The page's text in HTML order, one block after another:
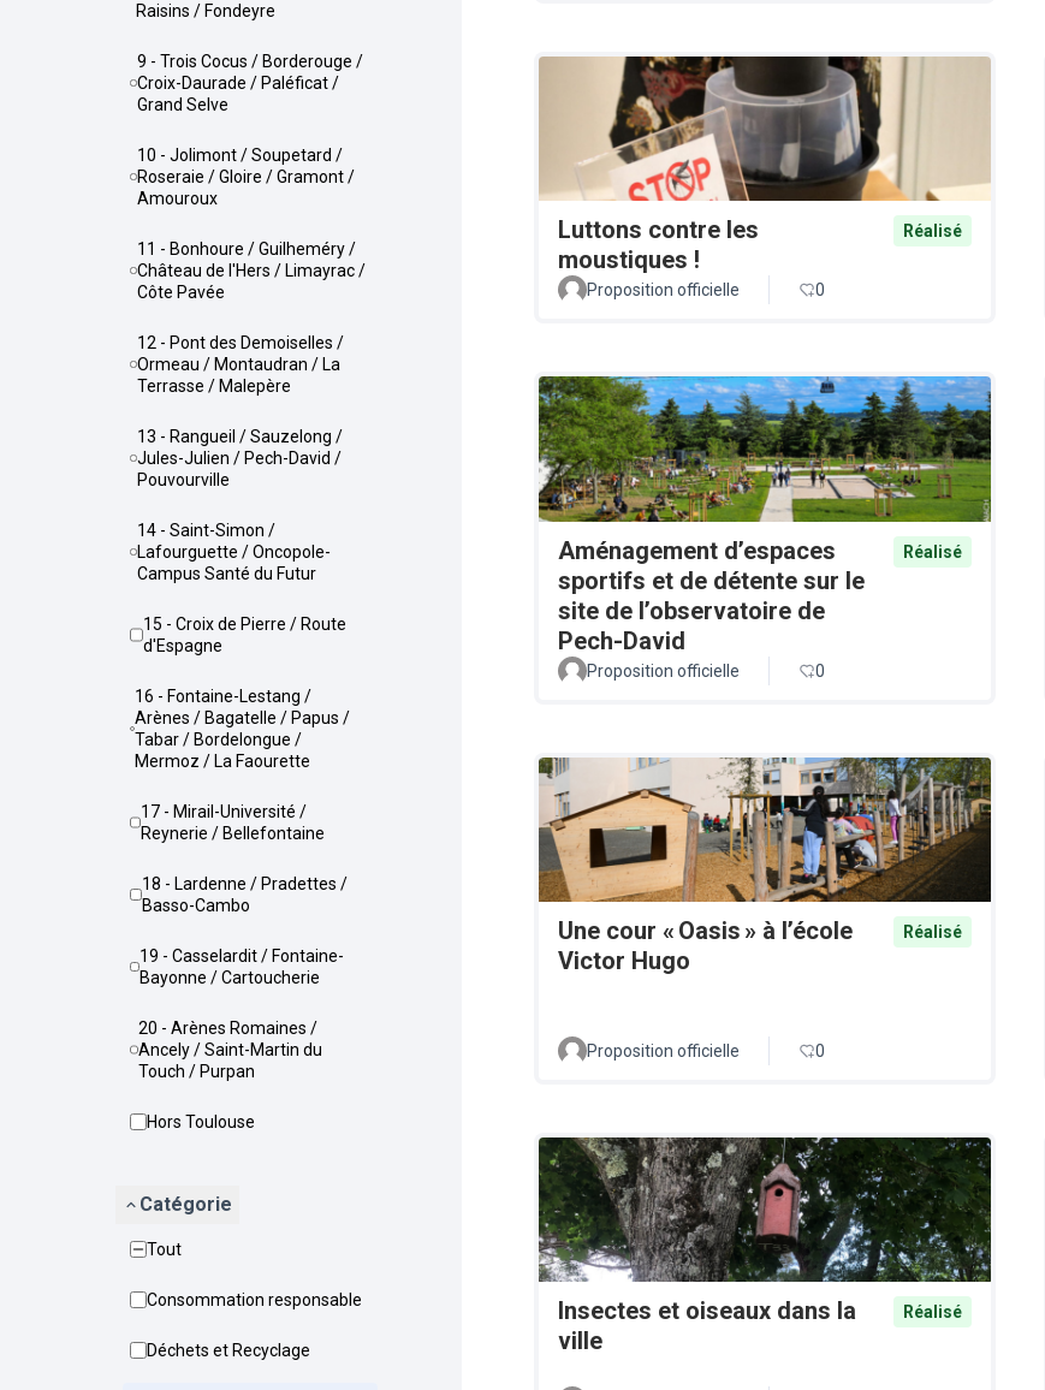
Raisins / Fondeyre
9 - Trois Cocus / Borderouge /
Croix-Daurade / Paléficat /
Grand Selve
10 - Jolimont / Soupetard /
Roseraie / Gloire / Gramont /
Amouroux
11 - Bonhoure / Guilheméry /
Château de l'Hers / Limayrac /
Côte Pavée
12 - Pont des Demoiselles /
Ormeau / Montaudran / La
Terrasse / Malepère
13 - Rangueil / Sauzelong /
Jules-Julien / Pech-David /
Pouvourville
14 - Saint-Simon /
Lafourguette / Oncopole-
Campus Santé du Futur
15 - Croix de Pierre / Route
d'Espagne
16 - Fontaine-Lestang /
Arènes / Bagatelle / Papus /
Tabar / Bordelongue /
Mermoz / La Faourette
17 - Mirail-Université /
Reynerie / Bellefontaine
18 - Lardenne / Pradettes /
Basso-Cambo
19 - Casselardit / Fontaine-
Bayonne / Cartoucherie
20 - Arènes Romaines /
Ancely / Saint-Martin du
Touch / Purpan
Hors Toulouse
Catégorie
Tout
Consommation responsable
Déchets et Recyclage
Luttons contre les
moustiques !
Réalisé
Proposition officielle 0
Aménagement d’espaces
sportifs et de détente sur le
site de l’observatoire de
Pech-David
Réalisé
Proposition officielle 0
Une cour « Oasis » à l’école
Victor Hugo
Réalisé
Proposition officielle 0
Insectes et oiseaux dans la
ville
Réalisé